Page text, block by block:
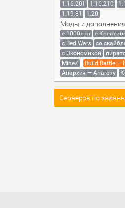
1.16.201
1.16.210
1.19.81
1.20
Моды и
с 1000лвл c
с Bed Wars
со
с Экономикой
MineZ
Build Battle —
Анархия — Anarchy
Серверов по